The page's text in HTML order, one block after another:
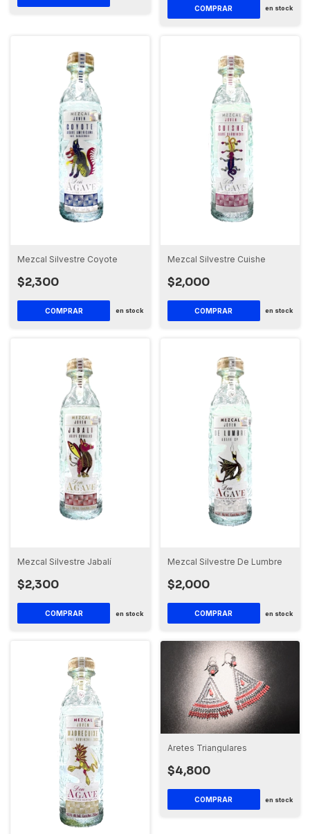
COMPRAR en stock
Mezcal Silvestre Coyote
$2,300
en stock
Mezcal Silvestre Cuishe
$2,000
en stock
Mezcal Silvestre Jabalí
$2,300
en stock
Mezcal Silvestre De Lumbre
$2,000
en stock
Aretes Triangulares
$4,800
en stock